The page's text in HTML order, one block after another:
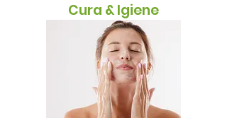
Cura & Igiene